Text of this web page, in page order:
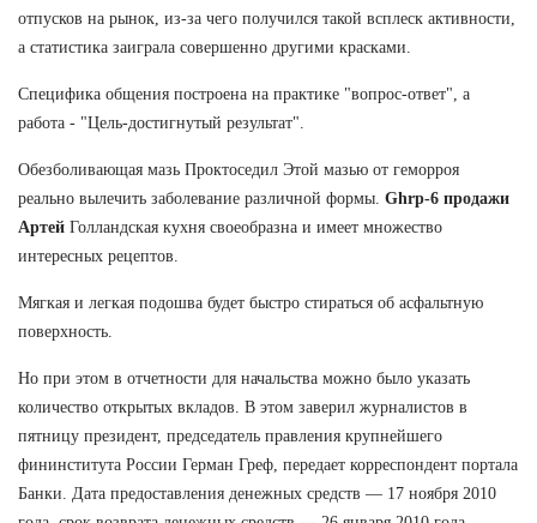
отпусков на рынок, из-за чего получился такой всплеск активности,
а статистика заиграла совершенно другими красками.
Специфика общения построена на практике "вопрос-ответ", а
работа - "Цель-достигнутый результат".
Обезболивающая мазь Проктоседил Этой мазью от геморроя
реально вылечить заболевание различной формы. Ghrp-6 продажи
Артей Голландская кухня своеобразна и имеет множество
интересных рецептов.
Мягкая и легкая подошва будет быстро стираться об асфальтную
поверхность.
Но при этом в отчетности для начальства можно было указать
количество открытых вкладов. В этом заверил журналистов в
пятницу президент, председатель правления крупнейшего
фининститута России Герман Греф, передает корреспондент портала
Банки. Дата предоставления денежных средств — 17 ноября 2010